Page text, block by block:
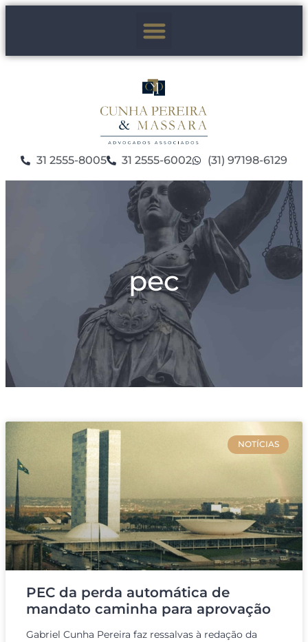
31 2555-8005 31 2555-6002 (31) 97198-6129
pec
NOTÍCIAS
PEC da perda automática de
mandato caminha para aprovação
Gabriel Cunha Pereira faz ressalvas à redação da